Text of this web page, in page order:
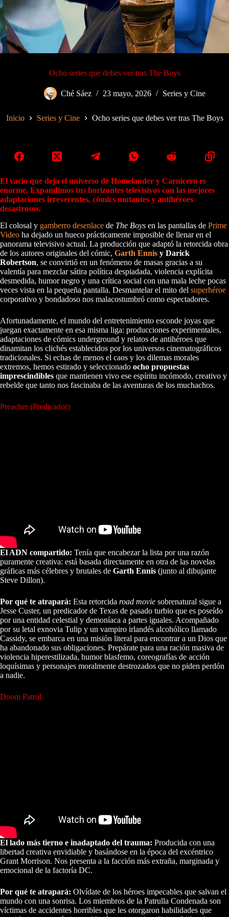
Ocho series que debes ver tras The Boys
Ché Sáez 23 mayo, 2026 Series y Cine
Inicio Series y Cine Ocho series que debes ver tras The Boys
El vacío que deja el universo de Homelander y Carnicero es
enorme. Expandimos tus horizontes televisivos con las mejores
adaptaciones irreverentes, cómics mutantes y antihéroes
desastrosos.
El colosal y gamberro desenlace de The Boys en las pantallas de Prime
Video ha dejado un hueco prácticamente imposible de llenar en el
panorama televisivo actual. La producción que adaptó la retorcida obra
de los autores originales del cómic, Garth Ennis y Darick
Robertson, se convirtió en un fenómeno de masas gracias a su
valentía para mezclar sátira política despiadada, violencia explícita
desmedida, humor negro y una crítica social con una mala leche pocas
veces vista en la pequeña pantalla. Desmantelar el mito del superhéroe
corporativo y bondadoso nos malacostumbró como espectadores.
Afortunadamente, el mundo del entretenimiento esconde joyas que
juegan exactamente en esa misma liga: producciones experimentales,
adaptaciones de cómics underground y relatos de antihéroes que
dinamitan los clichés establecidos por los universos cinematográficos
tradicionales. Si echas de menos el caos y los dilemas morales
extremos, hemos estirado y seleccionado ocho propuestas
imprescindibles que mantienen vivo ese espíritu incómodo, creativo y
rebelde que tanto nos fascinaba de las aventuras de los muchachos.
Preacher (Predicador)
El ADN compartido: Tenía que encabezar la lista por una razón
puramente creativa: está basada directamente en otra de las novelas
gráficas más célebres y brutales de Garth Ennis (junto al dibujante
Steve Dillon).
Por qué te atrapará: Esta retorcida road movie sobrenatural sigue a
Jesse Custer, un predicador de Texas de pasado turbio que es poseído
por una entidad celestial y demoníaca a partes iguales. Acompañado
por su letal exnovia Tulip y un vampiro irlandés alcohólico llamado
Cassidy, se embarca en una misión literal para encontrar a un Dios que
ha abandonado sus obligaciones. Prepárate para una ración masiva de
violencia hiperestilizada, humor blasfemo, coreografías de acción
loquísimas y personajes moralmente destrozados que no piden perdón
a nadie.
Doom Patrol
El lado más tierno e inadaptado del trauma: Producida con una
libertad creativa envidiable y basándose en la época del excéntrico
Grant Morrison. Nos presenta a la facción más extraña, marginada y
emocional de la factoría DC.
Por qué te atrapará: Olvídate de los héroes impecables que salvan el
mundo con una sonrisa. Los miembros de la Patrulla Condenada son
víctimas de accidentes horribles que les otorgaron habilidades que